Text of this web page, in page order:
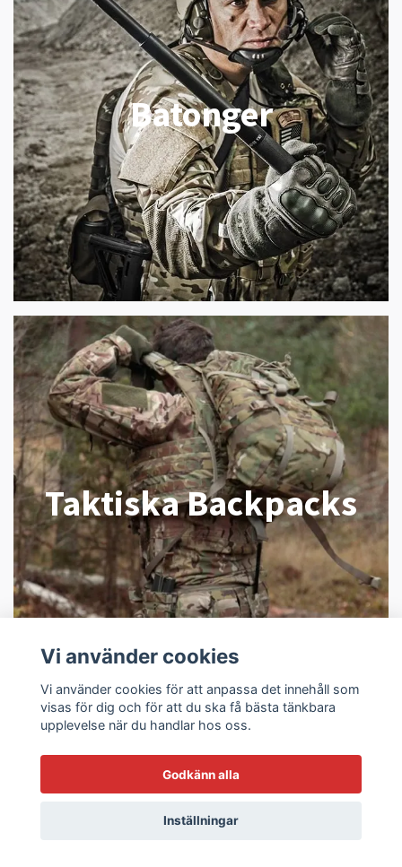
Batonger
Taktiska Backpacks
Vi använder cookies
Vi använder cookies för att anpassa det innehåll som
visas för dig och för att du ska få bästa tänkbara
upplevelse när du handlar hos oss.
Godkänn alla
Inställningar